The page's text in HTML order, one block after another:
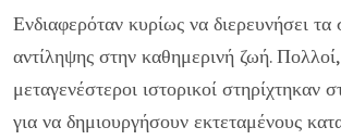
Ενδιαφερόταν κυρίως να διερευνήσει τα
αντίληψης στην καθημερινή ζωή.
μεταγενέστεροι ιστορικοί στηρίχτηκαν
για να δημιουργήσουν εκτεταμένους